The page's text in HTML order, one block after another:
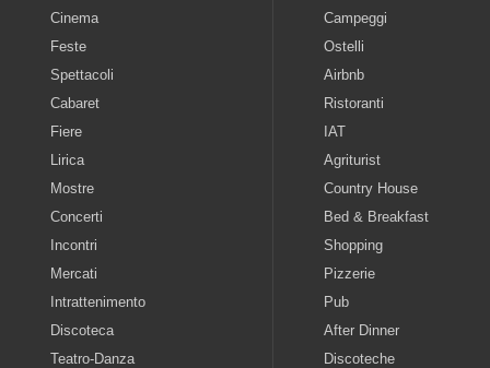
Cinema
Feste
Spettacoli
Cabaret
Fiere
Lirica
Mostre
Concerti
Incontri
Mercati
Intrattenimento
Discoteca
Teatro-Danza
Campeggi
Ostelli
Airbnb
Ristoranti
IAT
Agriturist
Country House
Bed & Breakfast
Shopping
Pizzerie
Pub
After Dinner
Discoteche